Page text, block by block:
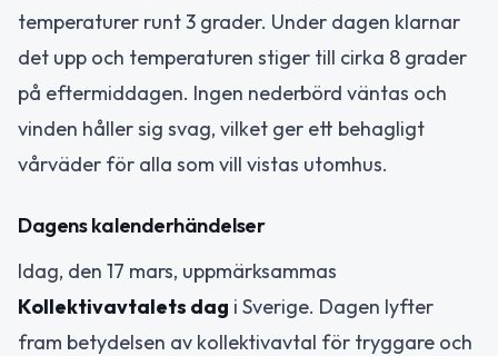
temperaturer runt 3 grader. Under dagen klarnar
det upp och temperaturen stiger till cirka 8 grader
på eftermiddagen. Ingen nederbörd väntas och
vinden håller sig svag, vilket ger ett behagligt
vårväder för alla som vill vistas utomhus.
Dagens kalenderhändelser
Idag, den 17 mars, uppmärksammas
Kollektivavtalets dag i Sverige. Dagen lyfter
fram betydelsen av kollektivavtal för tryggare och